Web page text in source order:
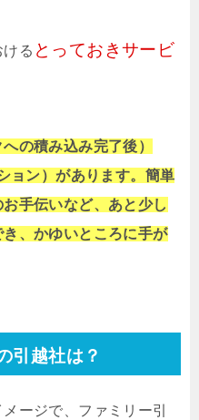
る とっておきサービ
の積み込み完了後）
ョン）があります。簡単
手伝いなど、あと少し
、かゆいところに手が
引越社は？
ージで、ファミリー引